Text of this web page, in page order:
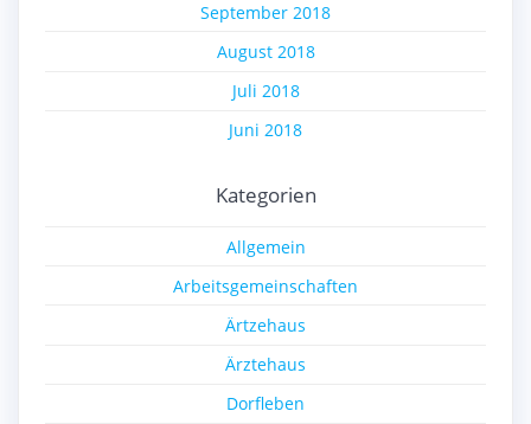
September 2018
August 2018
Juli 2018
Juni 2018
Kategorien
Allgemein
Arbeitsgemeinschaften
Ärtzehaus
Ärztehaus
Dorfleben